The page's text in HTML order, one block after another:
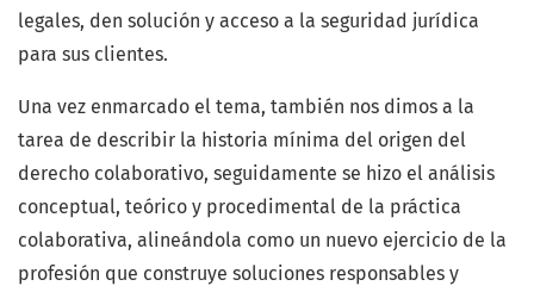
legales, den solución y acceso a la seguridad jurídica
para sus clientes.
Una vez enmarcado el tema, también nos dimos a la
tarea de describir la historia mínima del origen del
derecho colaborativo, seguidamente se hizo el análisis
conceptual, teórico y procedimental de la práctica
colaborativa, alineándola como un nuevo ejercicio de la
profesión que construye soluciones responsables y